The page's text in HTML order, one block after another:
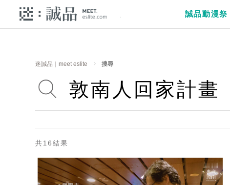
誠品動漫祭
迷誠品｜meet eslite 搜尋
共16結果